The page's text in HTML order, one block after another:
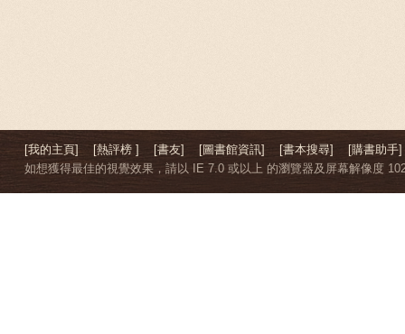
[我的主頁] [熱評榜 ] [書友] [圖書館資訊] [書本搜尋]
[購書助手]
如想獲得最佳的視覺效果，請以 IE 7.0 或以上 的瀏覽器及屏幕解像度